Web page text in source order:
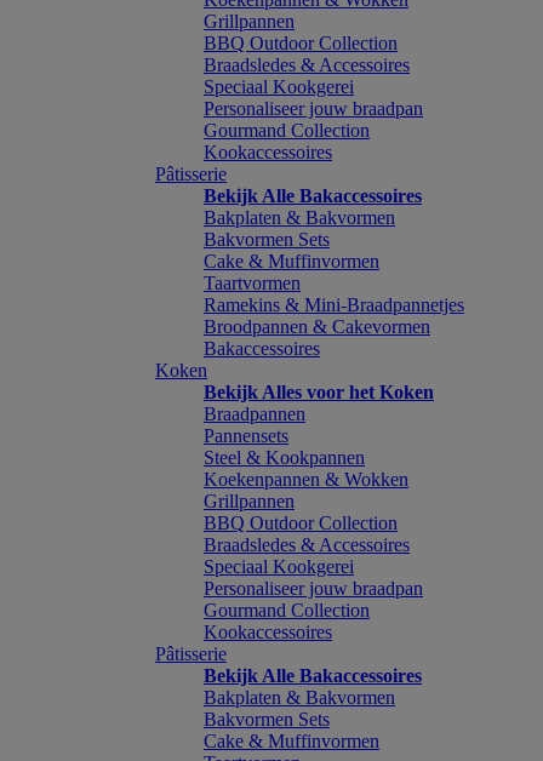
Grillpannen
BBQ Outdoor Collection
Braadsledes & Accessoires
Speciaal Kookgerei
Personaliseer jouw braadpan
Gourmand Collection
Kookaccessoires
Pâtisserie
Bekijk Alle Bakaccessoires
Bakplaten & Bakvormen
Bakvormen Sets
Cake & Muffinvormen
Taartvormen
Ramekins & Mini-Braadpannetjes
Broodpannen & Cakevormen
Bakaccessoires
Koken
Bekijk Alles voor het Koken
Braadpannen
Pannensets
Steel & Kookpannen
Koekenpannen & Wokken
Grillpannen
BBQ Outdoor Collection
Braadsledes & Accessoires
Speciaal Kookgerei
Personaliseer jouw braadpan
Gourmand Collection
Kookaccessoires
Pâtisserie
Bekijk Alle Bakaccessoires
Bakplaten & Bakvormen
Bakvormen Sets
Cake & Muffinvormen